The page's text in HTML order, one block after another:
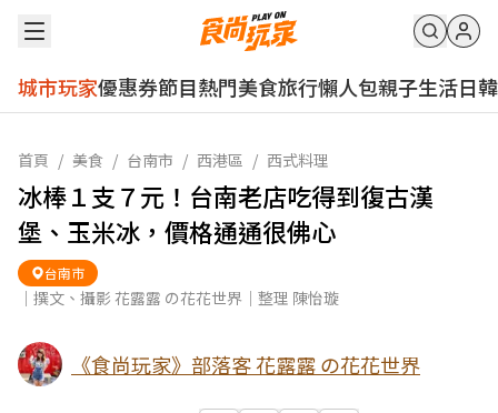
城市玩家優惠券節目熱門美食旅行懶人包親子生活日韓
首頁 / 美食 / 台南市 / 西港區 / 西式料理
冰棒１支７元！台南老店吃得到復古漢
堡、玉米冰，價格通通很佛心
台南市
｜撰文、攝影 花露露 の花花世界｜整理 陳怡璇
《食尚玩家》部落客 花露露 の花花世界